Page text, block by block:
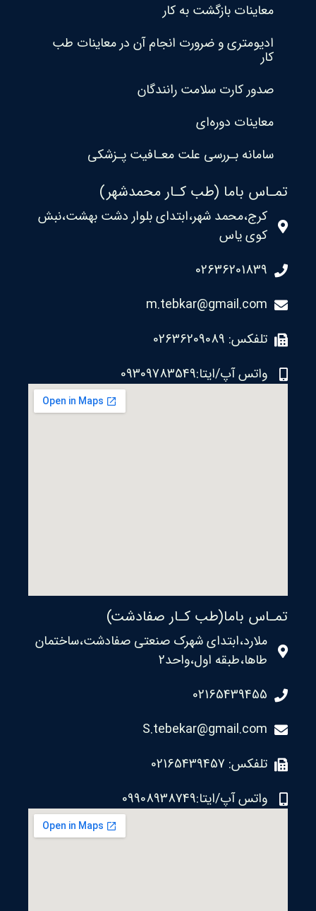
معاینات بازگشت به کار
ادیومتری و ضرورت انجام آن در معاینات طب
کار
صدور کارت سلامت رانندگان
معاینات دوره‌ای
سامانه بـررسی علت معـافیت پـزشکی
تمـاس باما (طب کـار محمدشهر)
کرج،محمد شهر،ابتدای بلوار دشت بهشت،نبش
کوی یاس
02636201839
m.tebkar@gmail.com
تلفکس: 02636209089
واتس آپ/ایتا:09309783549
تمـاس باما(طب کـار صفادشت)
ملارد،ابتدای شهرک صنعتی صفادشت،ساختمان
طاها،طبقه اول،واحد2
02165439455
S.tebekar@gmail.com
تلفکس: 02165439457
واتس آپ/ایتا:09908938749